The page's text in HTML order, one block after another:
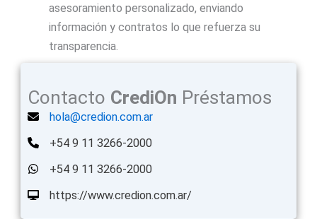
asesoramiento personalizado, enviando
información y contratos lo que refuerza su
transparencia.
Contacto CrediOn Préstamos
hola@credion.com.ar
+54 9 11 3266-2000
+54 9 11 3266-2000
https://www.credion.com.ar/